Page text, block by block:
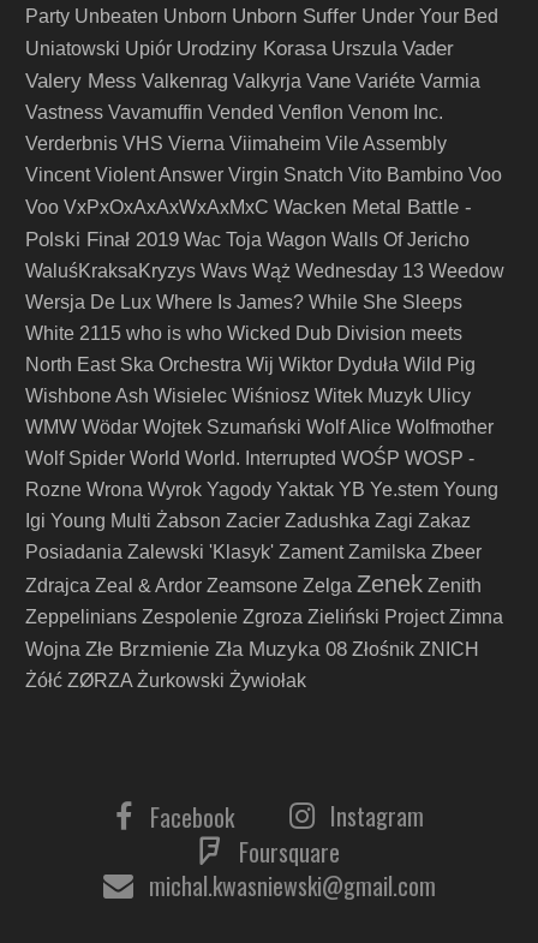
Party Unbeaten Unborn Unborn Suffer Under Your Bed
Uniatowski Upiór Urodziny Korasa Urszula Vader
Valery Mess Valkenrag Valkyrja Vane Variéte Varmia
Vastness Vavamuffin Vended Venflon Venom Inc.
Verderbnis VHS Vierna Viimaheim Vile Assembly
Vincent Violent Answer Virgin Snatch Vito Bambino Voo
Voo VxPxOxAxAxWxAxMxC Wacken Metal Battle -
Polski Finał 2019 Wac Toja Wagon Walls Of Jericho
WaluśKraksaKryzys Wavs Wąż Wednesday 13 Weedow
Wersja De Lux Where Is James? While She Sleeps
White 2115 who is who Wicked Dub Division meets
North East Ska Orchestra Wij Wiktor Dyduła Wild Pig
Wishbone Ash Wisielec Wiśniosz Witek Muzyk Ulicy
WMW Wödar Wojtek Szumański Wolf Alice Wolfmother
Wolf Spider World World. Interrupted WOŚP WOSP -
Rozne Wrona Wyrok Yagody Yaktak YB Ye.stem Young
Igi Young Multi Żabson Zacier Zadushka Zagi Zakaz
Posiadania Zalewski 'Klasyk' Zament Zamilska Zbeer
Zdrajca Zeal & Ardor Zeamsone Zelga Zenek Zenith
Zeppelinians Zespolenie Zgroza Zieliński Project Zimna
Wojna Złe Brzmienie Zła Muzyka 08 Złośnik ZNICH
Żółć ZØRZA Żurkowski Żywiołak
Facebook
Instagram
Foursquare
michal.kwasniewski@gmail.com